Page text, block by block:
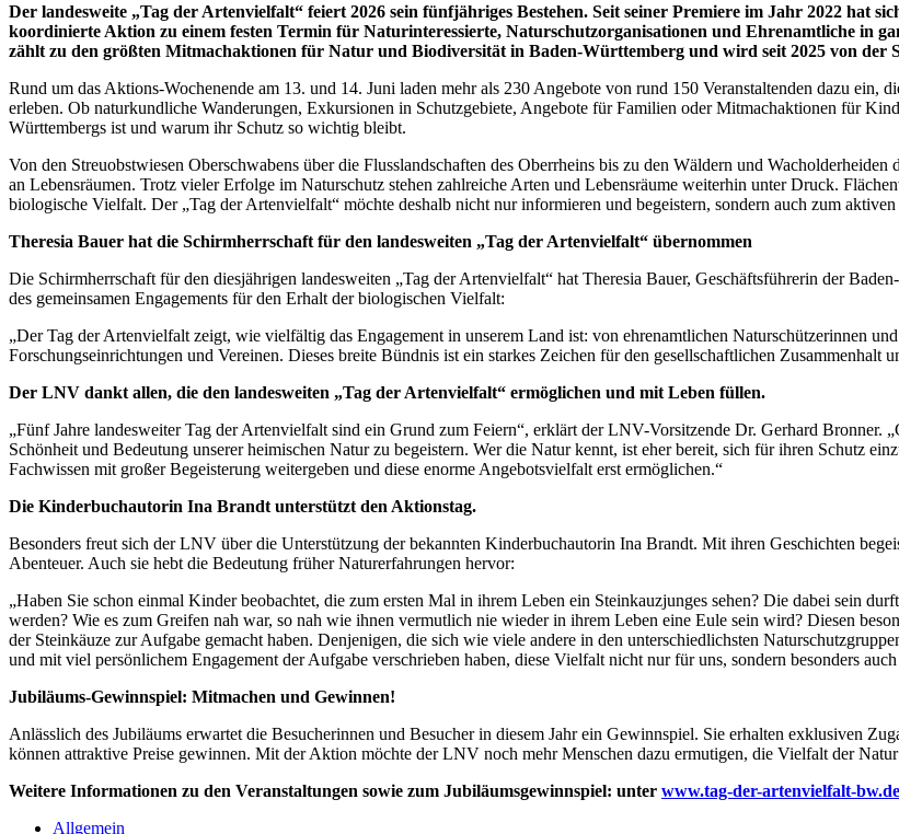
Der landesweite „Tag der Artenvielfalt“ feiert 2026 sein fünfjähriges Bestehen. Seit seiner Premiere im Jahr 2022 hat
koordinierte Aktion zu einem festen Termin für Naturinteressierte, Naturschutzorganisationen und Ehrenamtliche in
zählt zu den größten Mitmachaktionen für Natur und Biodiversität in Baden-Württemberg und wird seit 2025 von der
Rund um das Aktions-Wochenende am 13. und 14. Juni laden mehr als 230 Angebote von rund 150 Veranstaltenden dazu ein,
erleben. Ob naturkundliche Wanderungen, Exkursionen in Schutzgebiete, Angebote für Familien oder Mitmachaktionen für
Württembergs ist und warum ihr Schutz so wichtig bleibt.
Von den Streuobstwiesen Oberschwabens über die Flusslandschaften des Oberrheins bis zu den Wäldern und
an Lebensräumen. Trotz vieler Erfolge im Naturschutz stehen zahlreiche Arten und Lebensräume weiterhin unter Druck.
biologische Vielfalt. Der „Tag der Artenvielfalt“ möchte deshalb nicht nur informieren und begeistern, sondern auch zum
Theresia Bauer hat die Schirmherrschaft für den landesweiten „Tag der Artenvielfalt“ übernommen
Die Schirmherrschaft für den diesjährigen landesweiten „Tag der Artenvielfalt“ hat Theresia Bauer, Geschäftsführerin der
des gemeinsamen Engagements für den Erhalt der biologischen Vielfalt:
„Der Tag der Artenvielfalt zeigt, wie vielfältig das Engagement in unserem Land ist: von ehrenamtlichen Naturschützerinnen
Forschungseinrichtungen und Vereinen. Dieses breite Bündnis ist ein starkes Zeichen für den gesellschaftlichen Zusammenhalt
Der LNV dankt allen, die den landesweiten „Tag der Artenvielfalt“ ermöglichen und mit Leben füllen.
„Fünf Jahre landesweiter Tag der Artenvielfalt sind ein Grund zum Feiern“, erklärt der LNV-Vorsitzende Dr. Gerhard Bronner.
Schönheit und Bedeutung unserer heimischen Natur zu begeistern. Wer die Natur kennt, ist eher bereit, sich für ihren Schutz
Fachwissen mit großer Begeisterung weitergeben und diese enorme Angebotsvielfalt erst ermöglichen.“
Die Kinderbuchautorin Ina Brandt unterstützt den Aktionstag.
Besonders freut sich der LNV über die Unterstützung der bekannten Kinderbuchautorin Ina Brandt. Mit ihren Geschichten
Abenteuer. Auch sie hebt die Bedeutung früher Naturerfahrungen hervor:
„Haben Sie schon einmal Kinder beobachtet, die zum ersten Mal in ihrem Leben ein Steinkauzjunges sehen? Die dabei sein
werden? Wie es zum Greifen nah war, so nah wie ihnen vermutlich nie wieder in ihrem Leben eine Eule sein wird? Diesen
der Steinkäuze zur Aufgabe gemacht haben. Denjenigen, die sich wie viele andere in den unterschiedlichsten
und mit viel persönlichem Engagement der Aufgabe verschrieben haben, diese Vielfalt nicht nur für uns, sondern besonders
Jubiläums-Gewinnspiel: Mitmachen und Gewinnen!
Anlässlich des Jubiläums erwartet die Besucherinnen und Besucher in diesem Jahr ein Gewinnspiel. Sie erhalten exklusiven
können attraktive Preise gewinnen. Mit der Aktion möchte der LNV noch mehr Menschen dazu ermutigen, die Vielfalt der
Weitere Informationen zu den Veranstaltungen sowie zum Jubiläumsgewinnspiel: unter www.tag-der-artenvielfalt-bw.de
Allgemein